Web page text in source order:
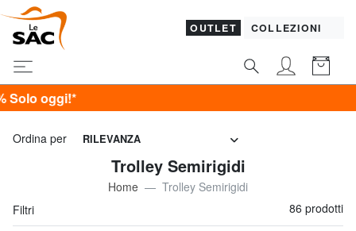
OUTLET COLLEZIONI
Ordina per RILEVANZA
Trolley Semirigidi
Home
Trolley Semirigidi
Filtri
86 prodotti